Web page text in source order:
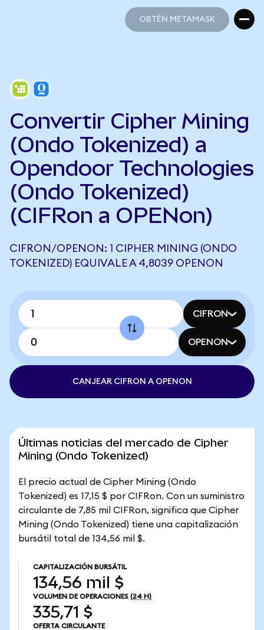
OBTÉN METAMASK
Convertir Cipher Mining
(Ondo Tokenized) a
Opendoor Technologies
(Ondo Tokenized)
(CIFRon a OPENon)
CIFRON/OPENON: 1 CIPHER MINING (ONDO
TOKENIZED) EQUIVALE A 4,8039 OPENON
CIFRON
OPENON
CANJEAR CIFRON A OPENON
Últimas noticias del mercado de Cipher
Mining (Ondo Tokenized)
El precio actual de Cipher Mining (Ondo
Tokenized) es 17,15 $ por CIFRon. Con un suministro
circulante de 7,85 mil CIFRon, significa que Cipher
Mining (Ondo Tokenized) tiene una capitalización
bursátil total de 134,56 mil $.
CAPITALIZACIÓN BURSÁTIL
134,56 mil $
VOLUMEN DE OPERACIONES (24 H)
335,71 $
OFERTA CIRCULANTE